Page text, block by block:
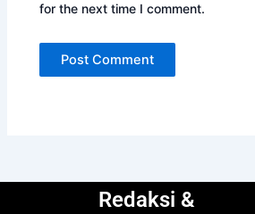
for the next time I comment.
Redaksi &